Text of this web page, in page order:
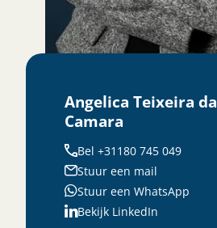
Angelica Teixeira da
Camara
Bel +31180 745 049
Stuur een mail
Stuur een WhatsApp
Bekijk LinkedIn